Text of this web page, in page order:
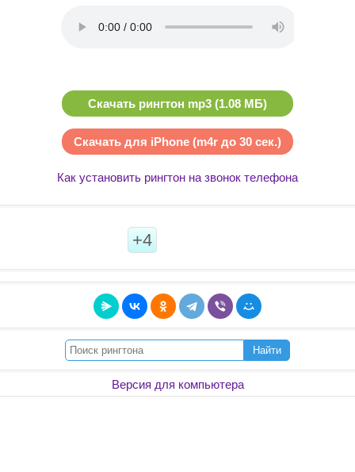
Скачать рингтон mp3 (1.08 МБ)
Скачать для iPhone (m4r до 30 сек.)
Как установить рингтон на звонок телефона
+4
Найти
Версия для компьютера